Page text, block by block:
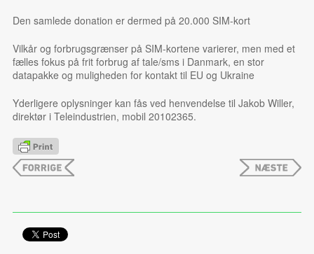
Den samlede donation er dermed på 20.000 SIM-kort
Vilkår og forbrugsgrænser på SIM-kortene varierer, men med et
fælles fokus på frit forbrug af tale/sms i Danmark, en stor
datapakke og muligheden for kontakt til EU og Ukraine
Yderligere oplysninger kan fås ved henvendelse til Jakob Willer,
direktør i Teleindustrien, mobil 20102365.